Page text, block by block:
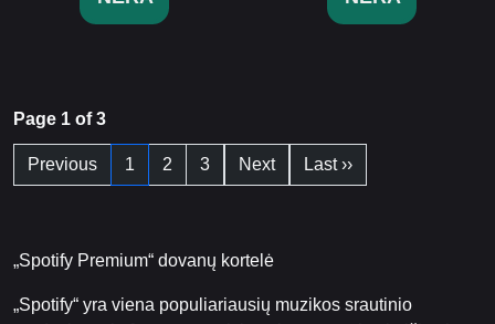
Page 1 of 3
Previous 1 2 3 Next Last ››
„Spotify Premium“ dovanų kortelė
„Spotify“ yra viena populiariausių muzikos srautinio